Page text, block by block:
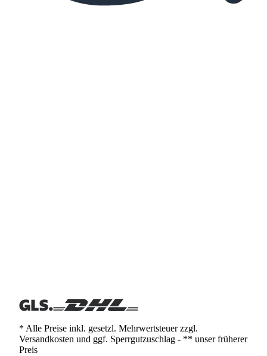
* Alle Preise inkl. gesetzl. Mehrwertsteuer zzgl.
Versandkosten und ggf. Sperrgutzuschlag - ** unser früherer
Preis